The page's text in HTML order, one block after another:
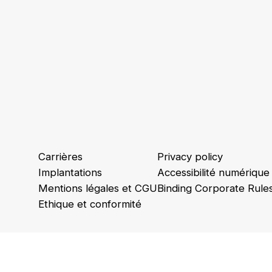
Carrières
Implantations
Mentions légales et CGU
Ethique et conformité
Privacy policy
Accessibilité numérique
Binding Corporate